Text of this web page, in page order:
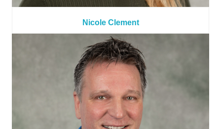
Nicole Clement